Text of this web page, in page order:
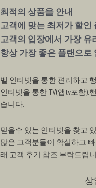
최적의 상품을 안내
고객에 맞는 최저가 할인
고객의 입장에서 가장 유
항상 가장 좋은 플랜으로
벨 인터넷을 통한 편리하고
인터넷을 통한 TV(앱tv포함).
습니다.
믿을수 있는 인터넷을 찾고
많은 고객분들이 확실하고
래 고객 후기 참조 부탁드립